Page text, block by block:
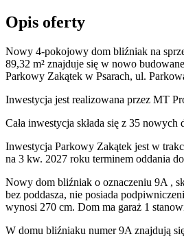
Opis oferty
Nowy 4-pokojowy dom bliźniak na
89,32 m² znajduje się w nowo
Parkowy Zakątek w Psarach, ul.
Inwestycja jest realizowana przez MT
Cała inwestycja składa się z 35 nowych
Inwestycja Parkowy Zakątek jest w
na 3 kw. 2027 roku terminem oddania
Nowy dom bliźniak o oznaczeniu 9A ,
bez poddasza, nie posiada
wynosi 270 cm. Dom ma garaż 1
W domu bliźniaku numer9A znajdują